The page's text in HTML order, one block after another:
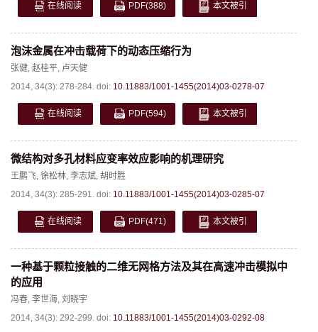
在线阅读 PDF(388) 本文被引
泡沫金属在冲击载荷下的动态压缩行为
张健, 赵桂平, 卢天健
2014, 34(3): 278-284. doi: 10.11883/1001-1455(2014)03-0278-07
在线阅读 PDF(594) 本文被引
微结构对多孔材料应变率效应影响的机理研究
王鹏飞, 徐松林, 李志斌, 胡时胜
2014, 34(3): 285-291. doi: 10.11883/1001-1455(2014)03-0285-07
在线阅读 PDF(471) 本文被引
一种基于颗粒接触的二维无网格方法及其在高速冲击模拟中
的应用
冯春, 李世海, 刘晓宇
2014, 34(3): 292-299. doi: 10.11883/1001-1455(2014)03-0292-08